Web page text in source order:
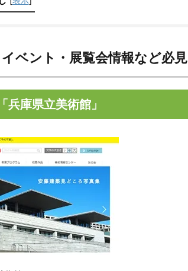
ベント・展覧会情報など必見
庫県立美術館」